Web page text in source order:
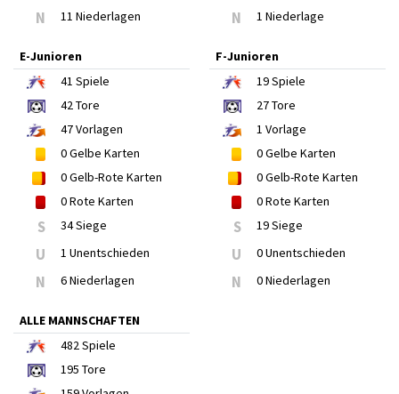
N 11 Niederlagen N 1 Niederlage
E-Junioren
41 Spiele
42Tore
47Vorlagen
0Gelbe Karten
0Gelb-Rote Karten
0Rote Karten
S 34 Siege
U 1 Unentschieden
N 6 Niederlagen
F-Junioren
19Spiele
27Tore
1 Vorlage
0Gelbe Karten
0Gelb-Rote Karten
0Rote Karten
S 19 Siege
U 0 Unentschieden
N 0 Niederlagen
ALLE MANNSCHAFTEN
482Spiele
195 Tore